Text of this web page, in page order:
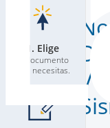
Contacta a un Abogado
1. Elige
El documento
que necesitas.